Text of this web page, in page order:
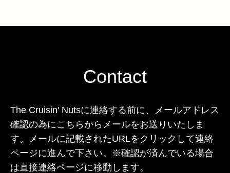
Contact
The Cruisin' Nutsに連絡する前に、メールアドレス
確認の為にこちらからメールをお送りいたしま
す。メールに記載されたURLをクリックして連絡
ページに進んで下さい。※確認が済んでいる場合
は直接連絡ページに移動します。